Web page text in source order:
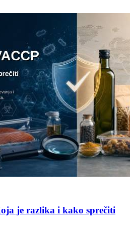
je razlika i kako sprečiti